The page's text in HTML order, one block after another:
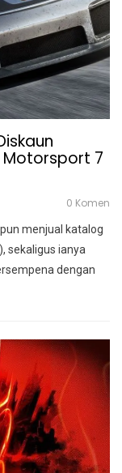
Motorsport 7
0 Komen
menjual katalog
sekaligus ianya
dengan